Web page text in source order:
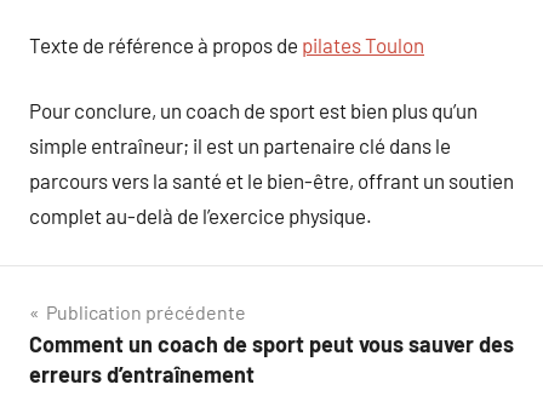
Texte de référence à propos de pilates Toulon
Pour conclure, un coach de sport est bien plus qu’un
simple entraîneur; il est un partenaire clé dans le
parcours vers la santé et le bien-être, offrant un soutien
complet au-delà de l’exercice physique.
Navigation
de
Publication précédente
Comment un coach de sport peut vous sauver des
erreurs d’entraînement